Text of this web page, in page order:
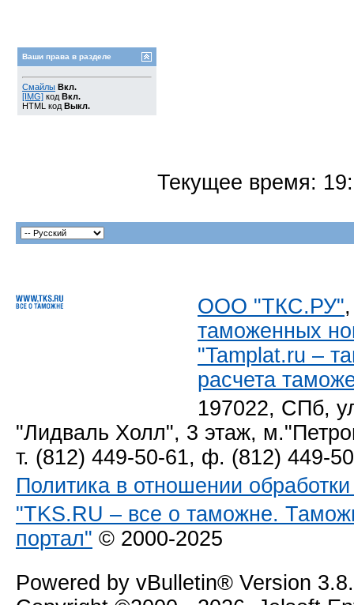
Ваши права в разделе
Смайлы Вкл.
[IMG] код Вкл.
HTML код Выкл.
Текущее время:
ООО "ТКС.РУ"
таможенных
"Tamplat.ru –
расчета
197022, СПб,
"Лидваль Холл", 3 этаж,
т. (812) 449-50-61, ф. (812) 449-
Политика в отношении
"TKS.RU – все о таможне.
портал" © 2000-2025
Powered by vBulletin® Version